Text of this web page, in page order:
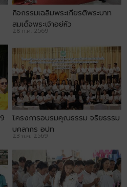
กิจกรรมเฉลิมพระเกียรติพระบาท
สมเด็จพระเจ้าอยู่หัว
28 ก.ค. 2569
โครงการอบรมคุณธรรม จริยธรรม
บุคลากร อปท
23 ก.ค. 2569